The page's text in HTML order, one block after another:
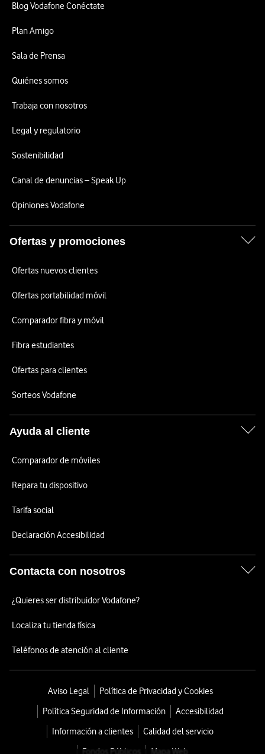
Blog Vodafone Conéctate
Plan Amigo
Sala de Prensa
Quiénes somos
Trabaja con nosotros
Legal y regulatorio
Sostenibilidad
Canal de denuncias – Speak Up
Opiniones Vodafone
Ofertas y promociones
Ofertas nuevos clientes
Ofertas portabilidad móvil
Comparador fibra y móvil
Fibra estudiantes
Ofertas para clientes
Sorteos Vodafone
Ayuda al cliente
Comparador de móviles
Repara tu dispositivo
Tarifa social
Declaración Accesibilidad
Contacta con nosotros
¿Quieres ser distribuidor Vodafone?
Localiza tu tienda física
Teléfonos de atención al cliente
Aviso Legal
Política de Privacidad y Cookies
Política Seguridad de Información
Accesibilidad
Información a clientes
Calidad del servicio
Fondos Públicos
Mapa Web